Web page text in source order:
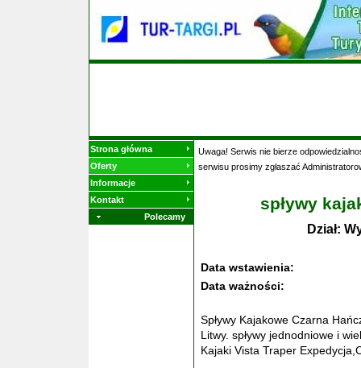
Strona główna
Oferty
Informacje
Kontakt
Polecamy
Uwaga! Serwis nie bierze
serwisu prosimy zgłaszać
spływy
Dział:
Data wstawienia:
Data ważności:
Spływy Kajakowe Czarna
Litwy. spływy jednodniowe i
Kajaki Vista Traper